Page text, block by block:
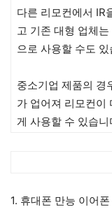
다른 리모컨에서 IR
고 기존 대형 업체
으로 사용할 수도 있
중소기업 제품의 경
가 업어져 리모컨이
게 사용할 수 있습니
1. 휴대폰 만능 이어